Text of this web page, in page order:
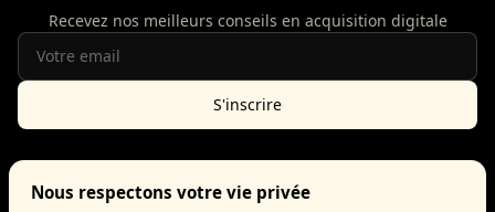
Recevez nos meilleurs conseils en acquisition digitale
S'inscrire
Nous respectons votre vie privée